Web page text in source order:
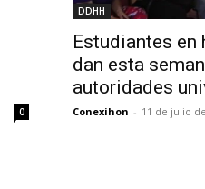
0
DDHH
Estudiantes en
dan esta
autoridades
Conexihon - 11 de julio